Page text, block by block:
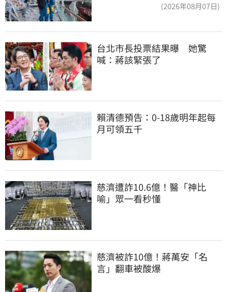
(2026年08月07日)
台北市長投票結果曝　她驚
喊：蔣該緊張了
賴清德預告：0-18歲明年起每
月可領五千
慈濟遭詐10.6億！醫「神比
喻」眾一看秒懂
慈濟被詐10億！蔣萬安「名
言」翻車被酸爆